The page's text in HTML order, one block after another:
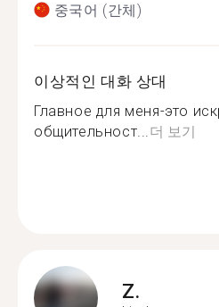
중국어 (간체)
이상적인 대화 상대
Главное для меня-это
общительност... 더 보기
Z.